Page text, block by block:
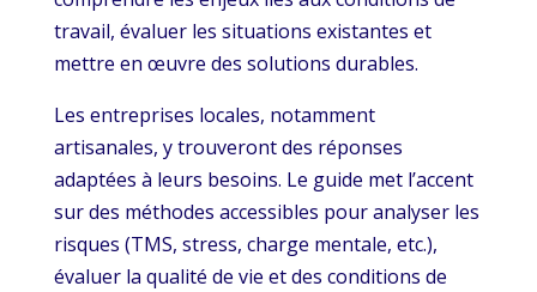
travail, évaluer les situations existantes et
mettre en œuvre des solutions durables.
Les entreprises locales, notamment
artisanales, y trouveront des réponses
adaptées à leurs besoins. Le guide met l’accent
sur des méthodes accessibles pour analyser les
risques (TMS, stress, charge mentale, etc.),
évaluer la qualité de vie et des conditions de